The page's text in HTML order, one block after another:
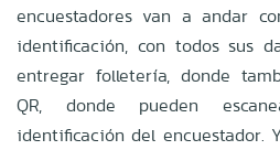
encuestadores van a andar
identificación, con todos sus
entregar folletería, donde
QR, donde pueden
identificación del encuestador.